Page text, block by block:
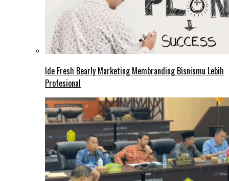
Ide Fresh Bearly Marketing Membranding Bisnismu Lebih
Profesional